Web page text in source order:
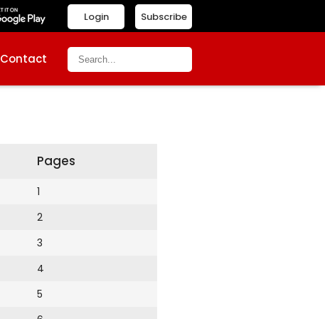
Subscribe
Login
Contact
Pages
1
2
3
4
5